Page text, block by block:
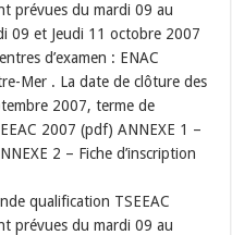
prévues du mardi 09 au
09 et Jeudi 11 octobre 2007
d’examen : ENAC
Mer . La date de clôture des
2007, terme de
2007 (pdf) ANNEXE 1 –
2 – Fiche d’inscription
qualification TSEEAC
prévues du mardi 09 au